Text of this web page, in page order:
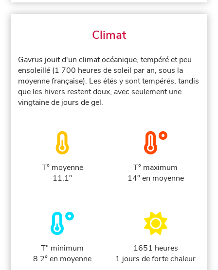
Climat
Gavrus jouit d'un climat océanique, tempéré et peu
ensoleillé (1 700 heures de soleil par an, sous la
moyenne française). Les étés y sont tempérés, tandis
que les hivers restent doux, avec seulement une
vingtaine de jours de gel.
T° moyenne
11.1°
T° maximum
14° en moyenne
T° minimum
8.2° en moyenne
1651 heures
1 jours de forte chaleur